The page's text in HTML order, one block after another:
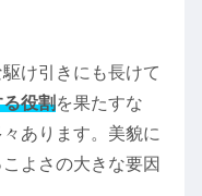
け引きにも長けて
役割を果たすな
あります。美貌に
よさの大きな要因